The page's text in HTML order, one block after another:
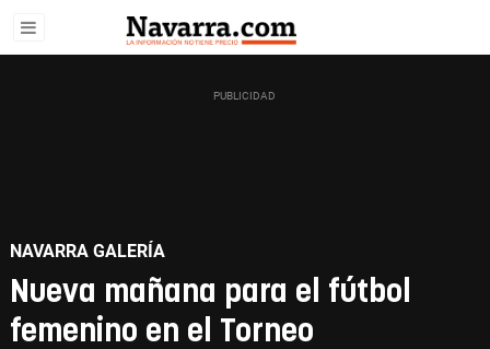
NAVARRA GALERÍA
Nueva mañana para el fútbol
femenino en el Torneo